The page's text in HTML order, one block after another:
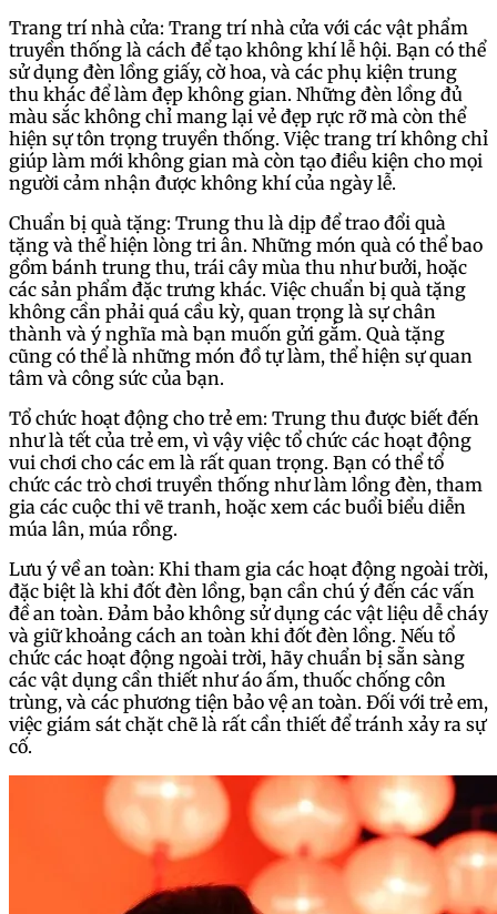
Trang trí nhà cửa: Trang trí nhà cửa với các vật phẩm
truyền thống là cách để tạo không khí lễ hội. Bạn có thể
sử dụng đèn lồng giấy, cờ hoa, và các phụ kiện trung
thu khác để làm đẹp không gian. Những đèn lồng đủ
màu sắc không chỉ mang lại vẻ đẹp rực rỡ mà còn thể
hiện sự tôn trọng truyền thống. Việc trang trí không chỉ
giúp làm mới không gian mà còn tạo điều kiện cho mọi
người cảm nhận được không khí của ngày lễ.
Chuẩn bị quà tặng: Trung thu là dịp để trao đổi quà
tặng và thể hiện lòng tri ân. Những món quà có thể bao
gồm bánh trung thu, trái cây mùa thu như bưởi, hoặc
các sản phẩm đặc trưng khác. Việc chuẩn bị quà tặng
không cần phải quá cầu kỳ, quan trọng là sự chân
thành và ý nghĩa mà bạn muốn gửi gắm. Quà tặng
cũng có thể là những món đồ tự làm, thể hiện sự quan
tâm và công sức của bạn.
Tổ chức hoạt động cho trẻ em: Trung thu được biết đến
như là tết của trẻ em, vì vậy việc tổ chức các hoạt động
vui chơi cho các em là rất quan trọng. Bạn có thể tổ
chức các trò chơi truyền thống như làm lồng đèn, tham
gia các cuộc thi vẽ tranh, hoặc xem các buổi biểu diễn
múa lân, múa rồng.
Lưu ý về an toàn: Khi tham gia các hoạt động ngoài trời,
đặc biệt là khi đốt đèn lồng, bạn cần chú ý đến các vấn
đề an toàn. Đảm bảo không sử dụng các vật liệu dễ cháy
và giữ khoảng cách an toàn khi đốt đèn lồng. Nếu tổ
chức các hoạt động ngoài trời, hãy chuẩn bị sẵn sàng
các vật dụng cần thiết như áo ấm, thuốc chống côn
trùng, và các phương tiện bảo vệ an toàn. Đối với trẻ em,
việc giám sát chặt chẽ là rất cần thiết để tránh xảy ra sự
cố.